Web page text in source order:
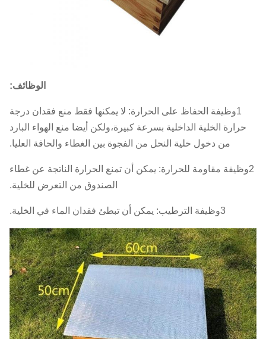
الوظائف:
1وظيفة الحفاظ على الحرارة: لا يمكنها فقط منع فقدان درجة
حرارة الخلية الداخلية بسرعة كبيرة،ولكن أيضا منع الهواء البارد
من دخول خلية النحل من الفجوة بين الغطاء والحافة العليا.
2وظيفة مقاومة للحرارة: يمكن أن تمنع الحرارة الناتجة عن غطاء
الصندوق من التعرض للخلية.
3وظيفة الترطيب: يمكن أن تبطئ فقدان الماء في الخلية.